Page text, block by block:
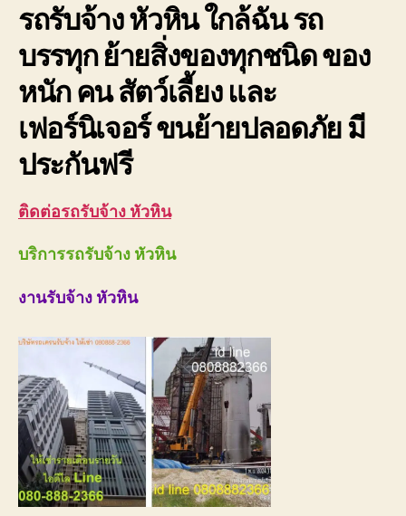
รถรับจ้าง หัวหิน ใกล้ฉัน รถ
บรรทุก ย้ายสิ่งของทุกชนิด ของ
หนัก คน สัตว์เลี้ยง และ
เฟอร์นิเจอร์ ขนย้ายปลอดภัย มี
ประกันฟรี
ติดต่อรถรับจ้าง หัวหิน
บริการรถรับจ้าง หัวหิน
งานรับจ้าง หัวหิน